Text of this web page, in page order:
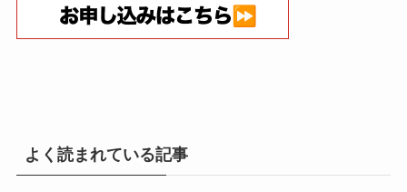
よく読まれている記事